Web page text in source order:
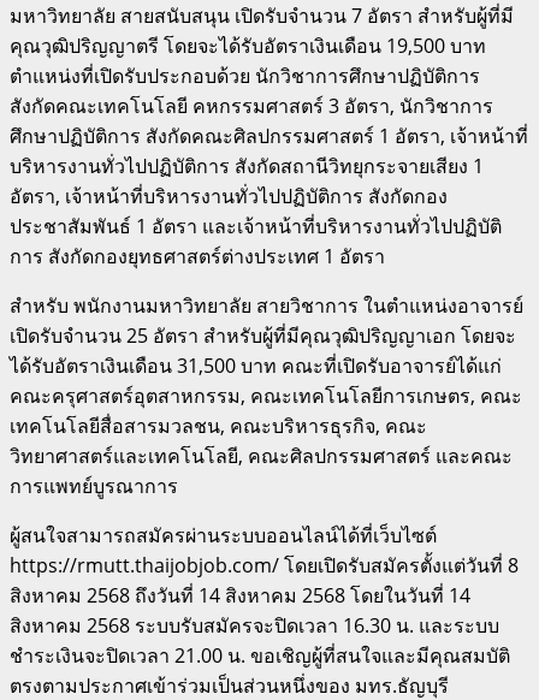
มหาวิทยาลัย สายสนับสนุน เปิดรับจำนวน 7 อัตรา สำหรับผู้ที่มี
คุณวุฒิปริญญาตรี โดยจะได้รับอัตราเงินเดือน 19,500 บาท
ตำแหน่งที่เปิดรับประกอบด้วย นักวิชาการศึกษาปฏิบัติการ
สังกัดคณะเทคโนโลยี คหกรรมศาสตร์ 3 อัตรา, นักวิชาการ
ศึกษาปฏิบัติการ สังกัดคณะศิลปกรรมศาสตร์ 1 อัตรา, เจ้าหน้าที่
บริหารงานทั่วไปปฏิบัติการ สังกัดสถานีวิทยุกระจายเสียง 1
อัตรา, เจ้าหน้าที่บริหารงานทั่วไปปฏิบัติการ สังกัดกอง
ประชาสัมพันธ์ 1 อัตรา และเจ้าหน้าที่บริหารงานทั่วไปปฏิบัติ
การ สังกัดกองยุทธศาสตร์ต่างประเทศ 1 อัตรา
สำหรับ พนักงานมหาวิทยาลัย สายวิชาการ ในตำแหน่งอาจารย์
เปิดรับจำนวน 25 อัตรา สำหรับผู้ที่มีคุณวุฒิปริญญาเอก โดยจะ
ได้รับอัตราเงินเดือน 31,500 บาท คณะที่เปิดรับอาจารย์ได้แก่
คณะครุศาสตร์อุตสาหกรรม, คณะเทคโนโลยีการเกษตร, คณะ
เทคโนโลยีสื่อสารมวลชน, คณะบริหารธุรกิจ, คณะ
วิทยาศาสตร์และเทคโนโลยี, คณะศิลปกรรมศาสตร์ และคณะ
การแพทย์บูรณาการ
ผู้สนใจสามารถสมัครผ่านระบบออนไลน์ได้ที่เว็บไซต์
https://rmutt.thaijobjob.com/ โดยเปิดรับสมัครตั้งแต่วันที่ 8
สิงหาคม 2568 ถึงวันที่ 14 สิงหาคม 2568 โดยในวันที่ 14
สิงหาคม 2568 ระบบรับสมัครจะปิดเวลา 16.30 น. และระบบ
ชำระเงินจะปิดเวลา 21.00 น. ขอเชิญผู้ที่สนใจและมีคุณสมบัติ
ตรงตามประกาศเข้าร่วมเป็นส่วนหนึ่งของ มทร.ธัญบุรี